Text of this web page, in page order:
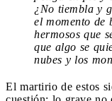
¿No tiembla y
el momento de
hermosos que
que algo se
nubes y los
El martirio de estos